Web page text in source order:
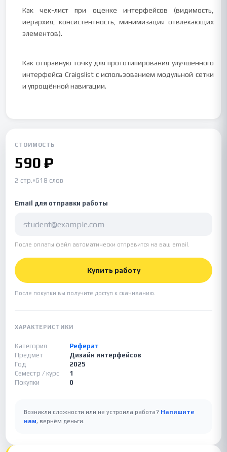
Как чек-лист при оценке интерфейсов (видимость,
иерархия, консистентность, минимизация отвлекающих
элементов).
Как отправную точку для прототипирования улучшенного
интерфейса Craigslist с использованием модульной сетки
и упрощённой навигации.
СТОИМОСТЬ
590 ₽
2 стр.•618 слов
Email для отправки работы
После оплаты файл автоматически отправится на ваш email.
Купить работу
После покупки вы получите доступ к скачиванию.
ХАРАКТЕРИСТИКИ
Категория
Реферат
Предмет
Дизайн интерфейсов
Год
2025
Семестр / курс
1
Покупки
0
Возникли сложности или не устроила работа? Напишите
нам, вернём деньги.